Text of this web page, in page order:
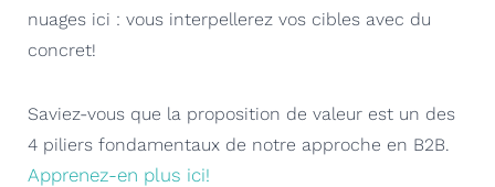
nuages ici : vous interpellerez vos cibles avec du
concret!
Saviez-vous que la proposition de valeur est un des
4 piliers fondamentaux de notre approche en B2B.
Apprenez-en plus ici!